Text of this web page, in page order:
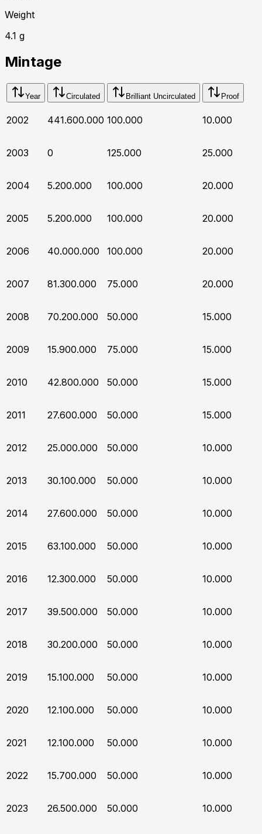
Weight
4.1 g
Mintage
Year Circulated Brilliant Uncirculated Proof
2002 441.600.000 100.000 10.000
2003 0 125.000 25.000
2004 5.200.000 100.000 20.000
2005 5.200.000 100.000 20.000
2006 40.000.000 100.000 20.000
2007 81.300.000 75.000 20.000
2008 70.200.000 50.000 15.000
2009 15.900.000 75.000 15.000
2010 42.800.000 50.000 15.000
2011 27.600.000 50.000 15.000
2012 25.000.000 50.000 10.000
2013 30.100.000 50.000 10.000
2014 27.600.000 50.000 10.000
2015 63.100.000 50.000 10.000
2016 12.300.000 50.000 10.000
2017 39.500.000 50.000 10.000
2018 30.200.000 50.000 10.000
2019 15.100.000 50.000 10.000
2020 12.100.000 50.000 10.000
2021 12.100.000 50.000 10.000
2022 15.700.000 50.000 10.000
2023 26.500.000 50.000 10.000